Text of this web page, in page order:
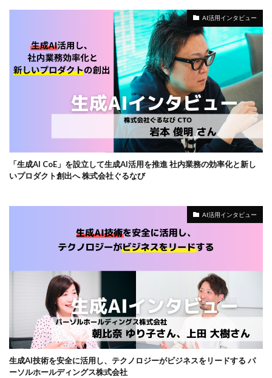
AI活用インタビュー
「生成AI CoE」を設立して生成AI活用を推進 社内業務の効率化と新し
いプロダクト創出へ 株式会社ぐるなび
AI活用インタビュー
生成AI技術を安全に活用し、テクノロジーがビジネスをリードする パ
ーソルホールディングス株式会社